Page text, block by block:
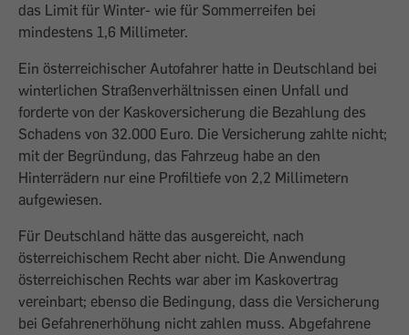
das Limit für Winter- wie für Sommerreifen bei
mindestens 1,6 Millimeter.
Ein österreichischer Autofahrer hatte in Deutschland bei
winterlichen Straßenverhältnissen einen Unfall und
forderte von der Kaskoversicherung die Bezahlung des
Schadens von 32.000 Euro. Die Versicherung zahlte nicht;
mit der Begründung, das Fahrzeug habe an den
Hinterrädern nur eine Profiltiefe von 2,2 Millimetern
aufgewiesen.
Für Deutschland hätte das ausgereicht, nach
österreichischem Recht aber nicht. Die Anwendung
österreichischen Rechts war aber im Kaskovertrag
vereinbart; ebenso die Bedingung, dass die Versicherung
bei Gefahrenerhöhung nicht zahlen muss. Abgefahrene